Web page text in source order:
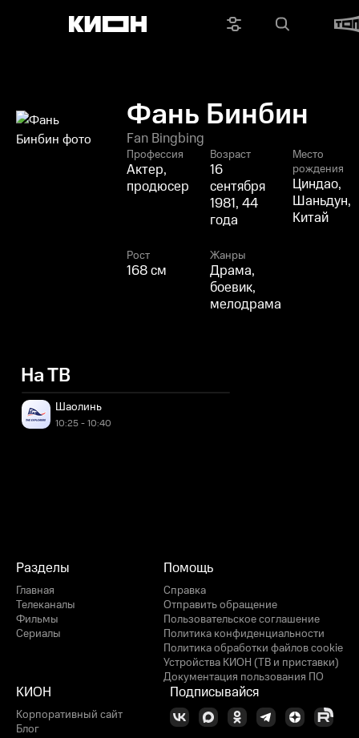
Фань Бинбин
Fan Bingbing
Профессия
Актер,
продюсер
Возраст
16
сентября
1981, 44
года
Место
рождения
Циндао,
Шаньдун,
Китай
Рост
168 см
Жанры
Драма,
боевик,
мелодрама
На ТВ
Шаолинь
10:25 - 10:40
Разделы
Главная
Телеканалы
Фильмы
Сериалы
Помощь
Справка
Отправить обращение
Пользовательское соглашение
Политика конфиденциальности
Политика обработки файлов cookie
Устройства КИОН (ТВ и приставки)
Документация пользования ПО
КИОН
Корпоративный сайт
Блог
Подписывайся